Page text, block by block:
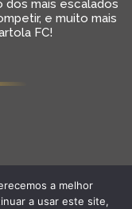
mais escalados
e muito mais
FC!
Desenvolvido por BW2 Tecnologia
a melhor
a usar este site,